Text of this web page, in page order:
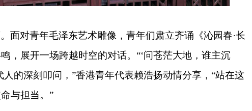
面对青年毛泽东艺术雕像，青年们肃立齐诵《沁园春·长
，展开一场跨越时空的对话。“‘问苍茫大地，谁主沉
的深刻叩问，”香港青年代表赖浩扬动情分享，“站在这
与担当。”